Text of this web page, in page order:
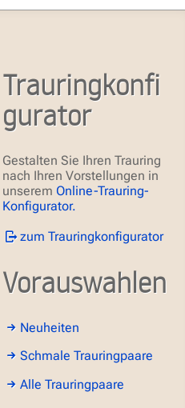
Trauringkonfi
gurator
Gestalten Sie Ihren Trauring
nach Ihren Vorstellungen in
unserem Online-Trauring-
Konfigurator.
zum Trauringkonfigurator
Vorauswahlen
Neuheiten
Schmale Trauringpaare
Alle Trauringpaare